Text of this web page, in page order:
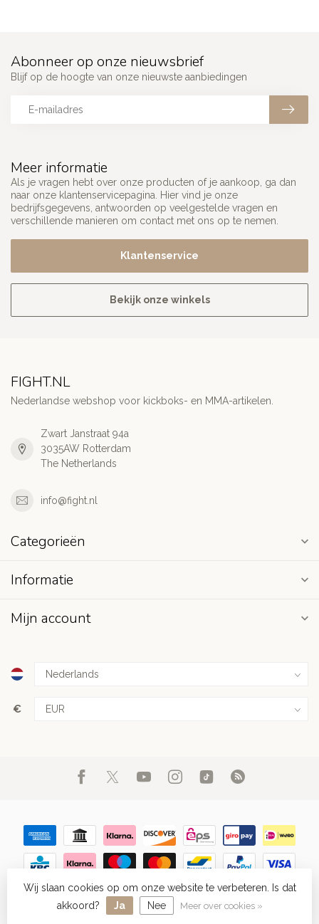
Meer informatie
Als je vragen hebt over onze producten of je aankoop, ga dan
naar onze klantenservicepagina. Hier vind je onze
bedrijfsgegevens, antwoorden op veelgestelde vragen en
verschillende manieren om contact met ons op te nemen.
Klantenservice
Bekijk onze winkels
Abonneer op onze nieuwsbrief
Blijf op de hoogte van onze nieuwste aanbiedingen
FIGHT.NL
Nederlandse webshop voor kickboks- en MMA-artikelen.
Zwart Janstraat 94a
3035AW Rotterdam
The Netherlands
info@fight.nl
Categorieën
Informatie
Mijn account
€
© Copyright 2026 FIGHT.NL - Powered byLightspeed-Lightspeed
design
byDyvelopment
Wij slaan cookies op om onze website te verbeteren. Is dat
akkoord?
Ja Nee Meer over cookies »